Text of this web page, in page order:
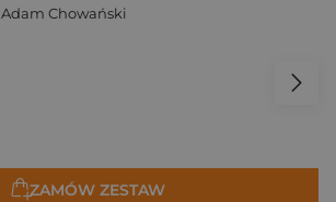
Adam Chowański
ZAMÓW ZESTAW